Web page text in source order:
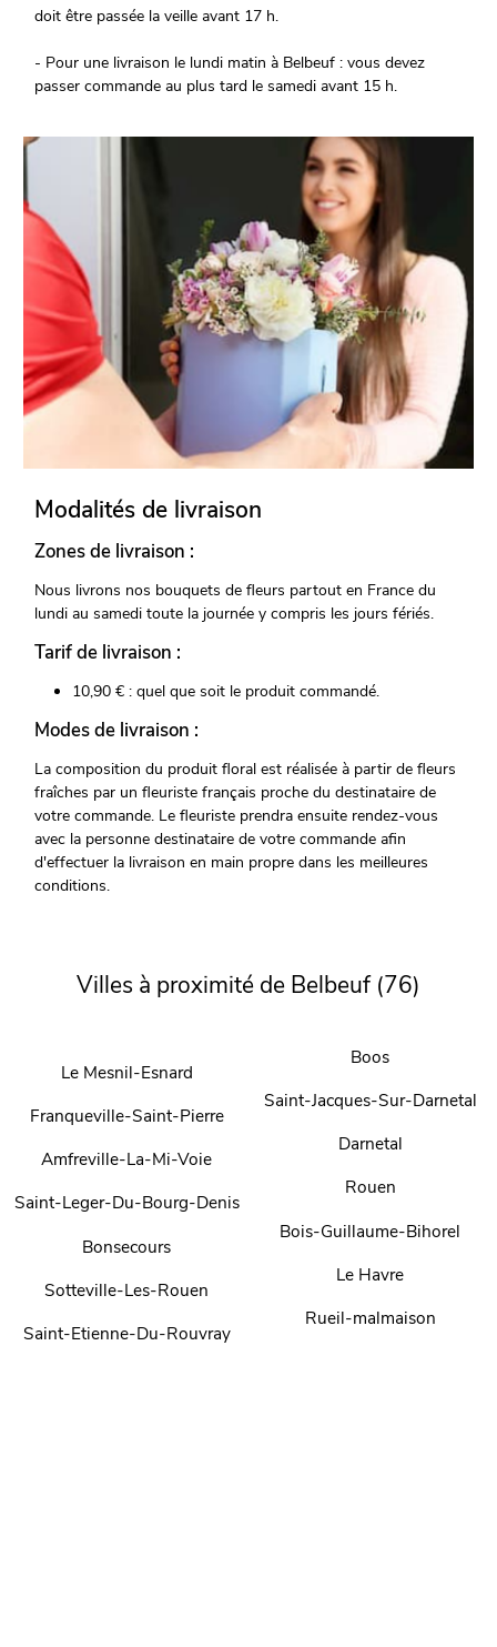
doit être passée la veille avant 17 h.
- Pour une livraison le lundi matin à Belbeuf : vous devez
passer commande au plus tard le samedi avant 15 h.
Modalités de livraison
Zones de livraison :
Nous livrons nos bouquets de fleurs partout en France du
lundi au samedi toute la journée y compris les jours fériés.
Tarif de livraison :
10,90 € : quel que soit le produit commandé.
Modes de livraison :
La composition du produit floral est réalisée à partir de fleurs
fraîches par un fleuriste français proche du destinataire de
votre commande. Le fleuriste prendra ensuite rendez-vous
avec la personne destinataire de votre commande afin
d'effectuer la livraison en main propre dans les meilleures
conditions.
Villes à proximité de Belbeuf (76)
Le Mesnil-Esnard
Franqueville-Saint-Pierre
Amfreville-La-Mi-Voie
Saint-Leger-Du-Bourg-Denis
Bonsecours
Sotteville-Les-Rouen
Saint-Etienne-Du-Rouvray
Boos
Saint-Jacques-Sur-Darnetal
Darnetal
Rouen
Bois-Guillaume-Bihorel
Le Havre
Rueil-malmaison